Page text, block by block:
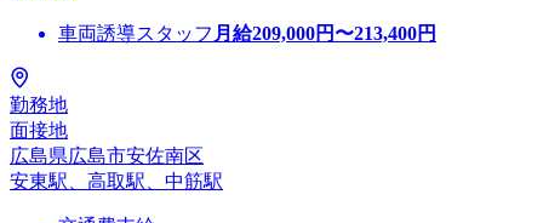
車両誘導スタッフ 月給209,000円〜213,400円
勤務地
面接地
広島県広島市安佐南区
安東駅、高取駅、中筋駅